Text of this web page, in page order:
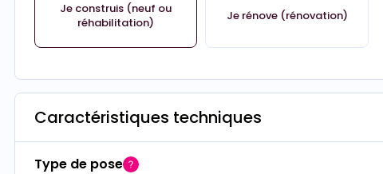
Je construis (neuf ou
réhabilitation)
Je rénove (rénovation)
Caractéristiques techniques
Type de pose